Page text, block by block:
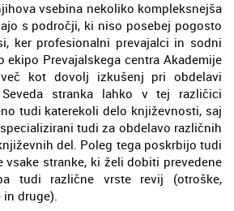
vsebina nekoliko kompleksnejša
s področji, ki niso posebej pogosto
ker profesionalni prevajalci in sodni
ekipo Prevajalskega centra Akademije
kot dovolj izkušenj pri obdelavi
stranka lahko v tej različici
tudi katerekoli delo književnosti, saj
tudi za obdelavo različnih
del. Poleg tega poskrbijo tudi
vsake stranke, ki želi dobiti prevedene
tudi različne vrste revij (otroške,
druge).